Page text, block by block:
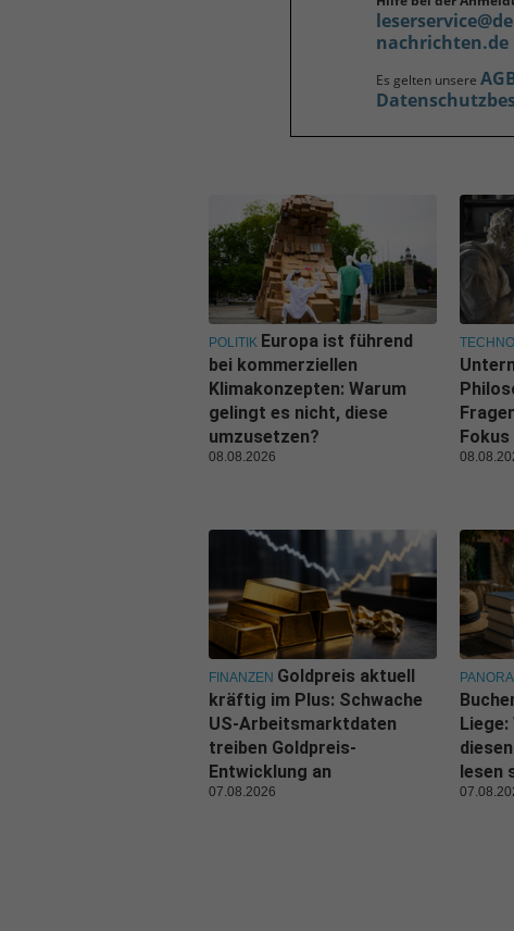
nachrichten.de
Es gelten unsere
POLITIK Europa ist führend
bei kommerziellen
Klimakonzepten: Warum
gelingt es nicht, diese
umzusetzen?
08.08.2026
Fokus
FINANZEN Goldpreis aktuell
kräftig im Plus: Schwache
US-Arbeitsmarktdaten
treiben Goldpreis-
Entwicklung an
07.08.2026
Liege:
lesen